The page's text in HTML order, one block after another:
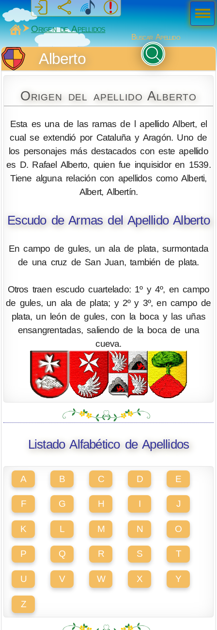
MiSabueso
Origen de Apellidos
Buscar Apellido
Alberto
Origen del apellido Alberto
Esta es una de las ramas de l apellido Albert, el
cual se extendió por Cataluña y Aragón. Uno de
los personajes más destacados con este apellido
es D. Rafael Alberto, quien fue inquisidor en 1539.
Tiene alguna relación con apellidos como Alberti,
Albert, Albertín.
Escudo de Armas del Apellido Alberto
En campo de gules, un ala de plata, surmontada
de una cruz de San Juan, también de plata.
Otros traen escudo cuartelado: 1º y 4º, en campo
de gules, un ala de plata; y 2º y 3º, en campo de
plata, un león de gules, con la boca y las uñas
ensangrentadas, saliendo de la boca de una
cueva.
Listado Alfabético de Apellidos
A B C D E
F G H I J
K L M N O
P Q R S T
U V W X Y
Z
Men
ú